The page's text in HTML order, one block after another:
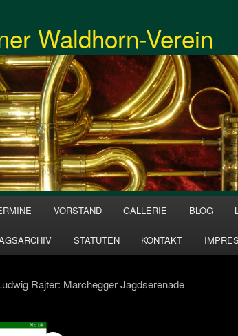
Waldhorn-Verein
VORSTAND GALLERIE BLOG
STATUTEN KONTAKT
Rajter: Marchegger Jagdserenade